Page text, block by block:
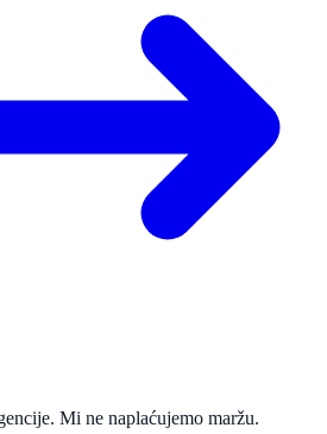
Mi ne naplaćujemo maržu.